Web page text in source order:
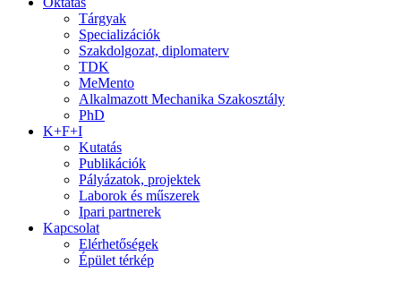
Tárgyak
Specializációk
Szakdolgozat, diplomaterv
TDK
MeMento
Alkalmazott Mechanika Szakosztály
PhD
K+F+I
Kutatás
Publikációk
Pályázatok, projektek
Laborok és műszerek
Ipari partnerek
Kapcsolat
Elérhetőségek
Épület térkép